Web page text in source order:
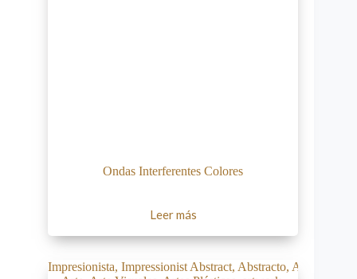
Ondas Interferentes Colores
Leer más